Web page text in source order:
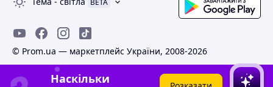
BETA
© Prom.ua — маркетплейс України, 2008-2026
Наскільки